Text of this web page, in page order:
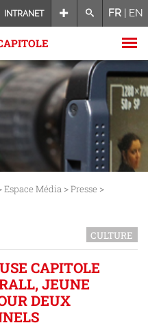
INTRANET FR | EN
Espace Média >Presse >
CULTURE
CAPITOLE
JEUNE
DEUX